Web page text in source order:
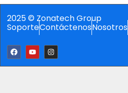
2025 © Zonatech Group
SoporteContáctenosNosotros